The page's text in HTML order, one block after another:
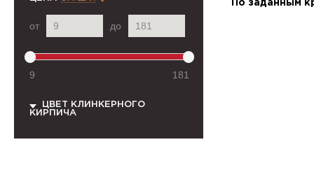
от до
9 181
ЦВЕТ КЛИНКЕРНОГО
КИРПИЧА
По заданным